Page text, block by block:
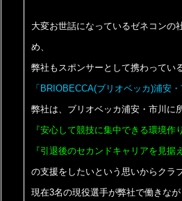
大変お世話になっているゼネコンの
め、
弊社もスポンサーとして携わってい
「BRIOBECCA(ブリオベッカ)浦安・
弊社は、ブリオベッカ浦安・市川に
『安心して競技に集中できる環境作り
『引退後のセカンドキャリアを見据
の支援をしたいという思いからクラ
現在3名の現役選手が弊社で働きな